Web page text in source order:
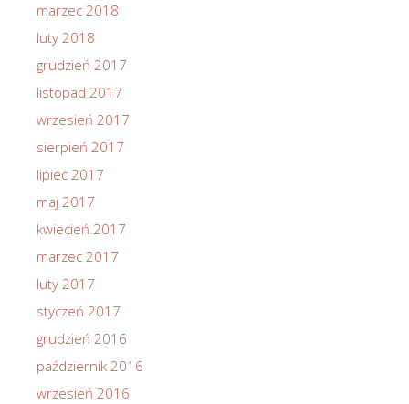
marzec 2018
luty 2018
grudzień 2017
listopad 2017
wrzesień 2017
sierpień 2017
lipiec 2017
maj 2017
kwiecień 2017
marzec 2017
luty 2017
styczeń 2017
grudzień 2016
październik 2016
wrzesień 2016